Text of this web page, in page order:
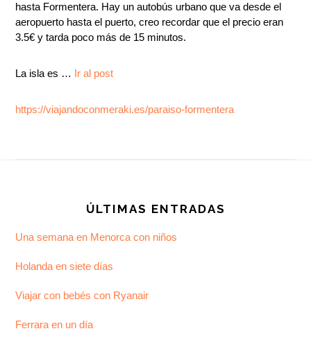
hasta Formentera. Hay un autobús urbano que va desde el
aeropuerto hasta el puerto, creo recordar que el precio eran
3.5€ y tarda poco más de 15 minutos.
La isla es … Ir al post
https://viajandoconmeraki.es/paraiso-formentera
ÚLTIMAS ENTRADAS
Una semana en Menorca con niños
Holanda en siete días
Viajar con bebés con Ryanair
Ferrara en un día